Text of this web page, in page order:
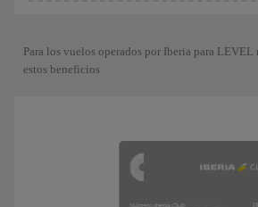
Para los vuelos operados por Iberia para
estos beneficios